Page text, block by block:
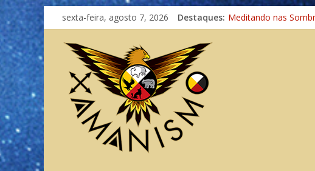
sexta-feira, agosto 7, 2026 Destaques: Meditando nas
Autosuficiência: A